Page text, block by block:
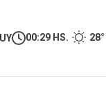
00:29 HS. 28°